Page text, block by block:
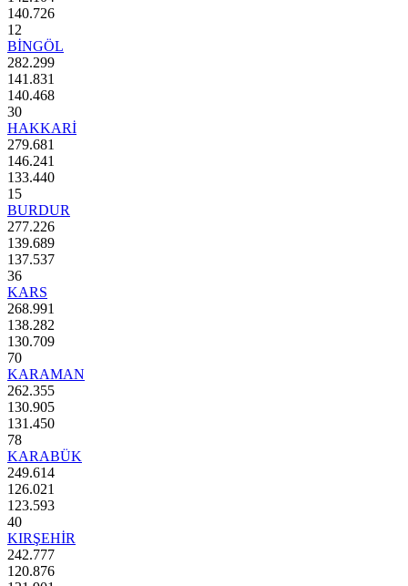
140.726
12
BİNGÖL
282.299
141.831
140.468
30
HAKKARİ
279.681
146.241
133.440
15
BURDUR
277.226
139.689
137.537
36
KARS
268.991
138.282
130.709
70
KARAMAN
262.355
130.905
131.450
78
KARABÜK
249.614
126.021
123.593
40
KIRŞEHİR
242.777
120.876